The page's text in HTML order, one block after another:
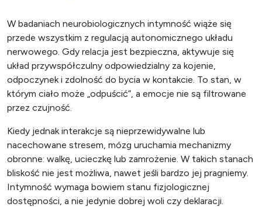
W badaniach neurobiologicznych intymność wiąże się
przede wszystkim z regulacją autonomicznego układu
nerwowego. Gdy relacja jest bezpieczna, aktywuje się
układ przywspółczulny odpowiedzialny za kojenie,
odpoczynek i zdolność do bycia w kontakcie. To stan, w
którym ciało może „odpuścić”, a emocje nie są filtrowane
przez czujność.
Kiedy jednak interakcje są nieprzewidywalne lub
nacechowane stresem, mózg uruchamia mechanizmy
obronne: walkę, ucieczkę lub zamrożenie. W takich stanach
bliskość nie jest możliwa, nawet jeśli bardzo jej pragniemy.
Intymność wymaga bowiem stanu fizjologicznej
dostępności, a nie jedynie dobrej woli czy deklaracji.